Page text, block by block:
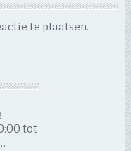
te plaatsen.
tot